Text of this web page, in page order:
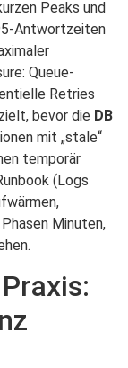
Peaks und
Antwortzeiten
Queue-
Retries
bevor die DB
mit „stale“
temporär
(Logs
Minuten,